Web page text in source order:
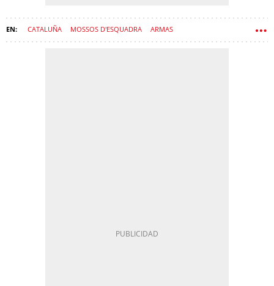
CATALUÑA MOSSOS D'ESQUADRA ARMAS